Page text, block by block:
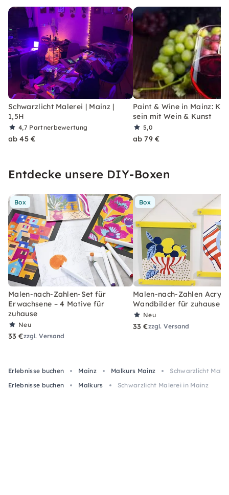
Schwarzlicht Malerei | Mainz |
1,5H
4,7 Partnerbewertung
ab 45 €
Paint & Wine in Mainz:
sein mit Wein & Kunst
5,0
ab 79 €
Entdecke unsere DIY-Boxen
Box
Malen-nach-Zahlen-Set für
Erwachsene – 4 Motive für
zuhause
Neu
33 €zzgl. Versand
Box
Malen-nach-Zahlen Acryl-
Wandbilder für zuhause
Neu
33 €zzgl. Versand
Erlebnisse buchen Mainz Malkurs Mainz
Schwarzlicht
Erlebnisse buchen
Malkurs Schwarzlicht Malerei in Mainz